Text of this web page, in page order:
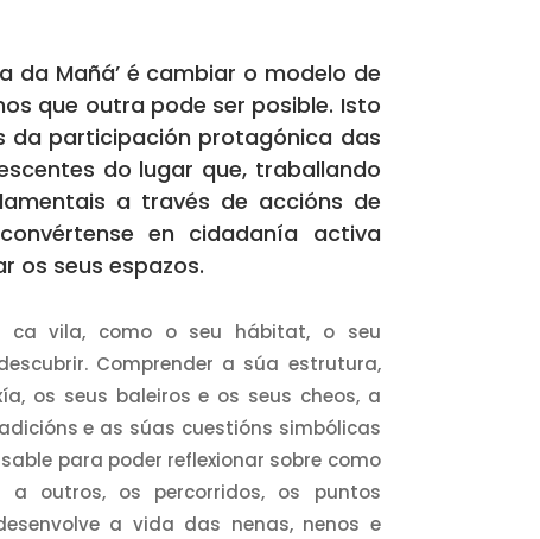
da Mañá’ é cambiar o modelo de
que outra pode ser posible. Isto
da participación protagónica das
do lugar que, traballando
a través de accións de
en cidadanía activa
os seus espazos.
ca vila, como o seu hábitat, o seu
Comprender a súa estrutura,
os seus baleiros e os seus cheos, a
e as súas cuestións simbólicas
para poder reflexionar sobre como
a outros, os percorridos, os puntos
a vida das nenas, nenos e